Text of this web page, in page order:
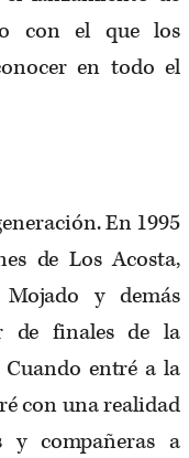
con el que los
en todo el
En 1995
de Los Acosta,
y demás
de finales de la
entré a la
con una realidad
y compañeras a